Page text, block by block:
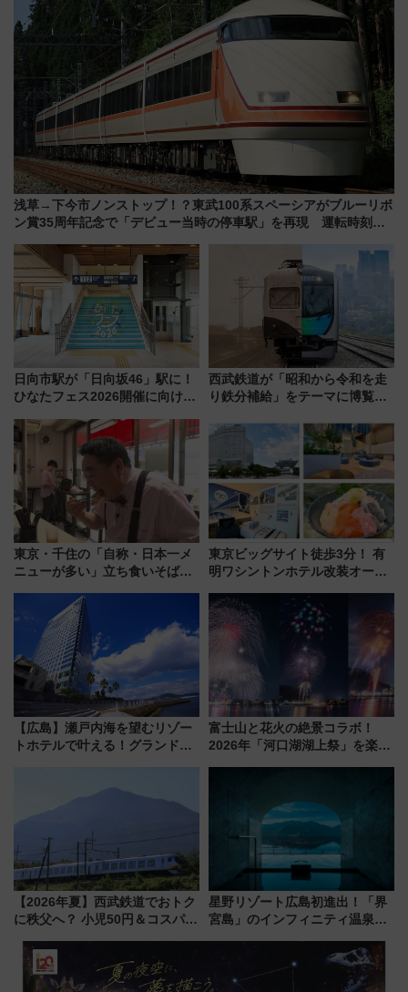
浅草→下今市ノンストップ！？東武100系スペーシアがブルーリボ
ン賞35周年記念で「デビュー当時の停車駅」を再現 運転時刻や
日向市駅が「日向坂46」駅に！
ひなたフェス2026開催に向けJR
全力応援 夜行列車「ドリーム
おひさま号」も走る
西武鉄道が「昭和から令和を走
り鉄分補給」をテーマに博覧会
14日から 新車両「トキイロ」体
験ブースも アクセスや申込方法
を解説
東京・千住の「自称・日本一メ
ニューが多い」立ち食いそば屋
地のふらっと立ち食いそば』
7/27夜10時～放送
東京ビッグサイト徒歩3分！ 有
明ワシントンホテル改装オープ
客室」や海鮮丼が人気の朝食ビ
ュッフェを現地レポ
【広島】瀬戸内海を望むリゾー
トホテルで叶える！グランドプ
富士山と花火の絶景コラボ！
2026年「河口湖湖上祭」を楽し
【2026年夏】西武鉄道でおトク
に秩父へ？ 小児50円＆コスパ最
族旅行！ 深夜の正丸トンネル探
検や特急ラビューも
星野リゾート広島初進出！「界
宮島」のインフィニティ温泉と
宿泊料金・アクセスは？（2026
年7月23日開業）